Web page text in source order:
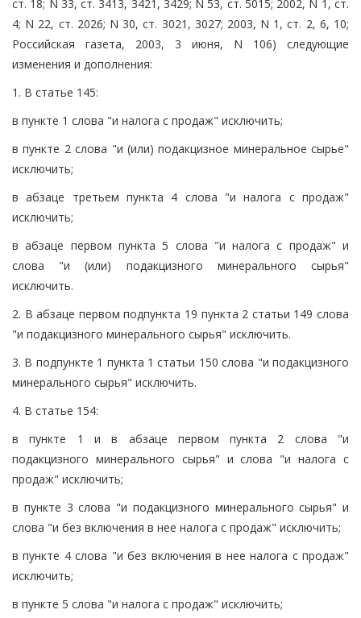
ст. 18; N 33, ст. 3413, 3421, 3429; N 53, ст. 5015; 2002, N 1, ст.
4; N 22, ст. 2026; N 30, ст. 3021, 3027; 2003, N 1, ст. 2, 6, 10;
Российская газета, 2003, 3 июня, N 106) следующие
изменения и дополнения:
1. В статье 145:
в пункте 1 слова "и налога с продаж" исключить;
в пункте 2 слова "и (или) подакцизное минеральное сырье"
исключить;
в абзаце третьем пункта 4 слова "и налога с продаж"
исключить;
в абзаце первом пункта 5 слова "и налога с продаж" и
слова "и (или) подакцизного минерального сырья"
исключить.
2. В абзаце первом подпункта 19 пункта 2 статьи 149 слова
"и подакцизного минерального сырья" исключить.
3. В подпункте 1 пункта 1 статьи 150 слова "и подакцизного
минерального сырья" исключить.
4. В статье 154:
в пункте 1 и в абзаце первом пункта 2 слова "и
подакцизного минерального сырья" и слова "и налога с
продаж" исключить;
в пункте 3 слова "и подакцизного минерального сырья" и
слова "и без включения в нее налога с продаж" исключить;
в пункте 4 слова "и без включения в нее налога с продаж"
исключить;
в пункте 5 слова "и налога с продаж" исключить;